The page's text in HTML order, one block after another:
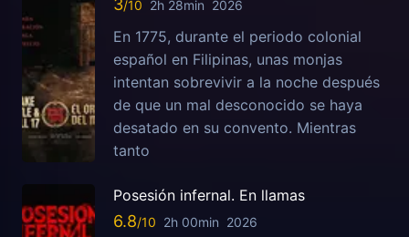
3 2h 28min 2026
En 1775, durante el periodo colonial
español en Filipinas, unas monjas
intentan sobrevivir a la noche después
de que un mal desconocido se haya
desatado en su convento. Mientras
tanto
Posesión infernal. En llamas
6.8 2h 00min 2026